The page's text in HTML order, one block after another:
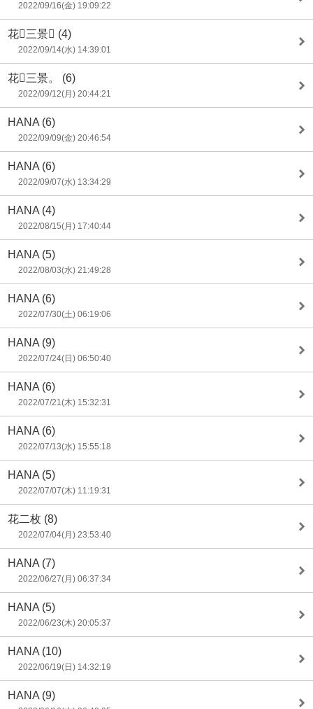
2022/09/16(金) 19:09:22
花三景 (4)
2022/09/14(水) 14:39:01
花三景。 (6)
2022/09/12(月) 20:44:21
HANA (6)
2022/09/09(金) 20:46:54
HANA (6)
2022/09/07(水) 13:34:29
HANA (4)
2022/08/15(月) 17:40:44
HANA (5)
2022/08/03(水) 21:49:28
HANA (6)
2022/07/30(土) 06:19:06
HANA (9)
2022/07/24(日) 06:50:40
HANA (6)
2022/07/21(木) 15:32:31
HANA (6)
2022/07/13(水) 15:55:18
HANA (5)
2022/07/07(木) 11:19:31
花二枚 (8)
2022/07/04(月) 23:53:40
HANA (7)
2022/06/27(月) 06:37:34
HANA (5)
2022/06/23(木) 20:05:37
HANA (10)
2022/06/19(日) 14:32:19
HANA (9)